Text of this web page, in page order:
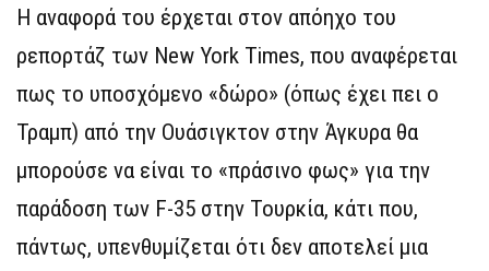
Η αναφορά του έρχεται στον απόηχο του
ρεπορτάζ των New York Times, που αναφέρεται
πως το υποσχόμενο «δώρο» (όπως έχει πει ο
Τραμπ) από την Ουάσιγκτον στην Άγκυρα θα
μπορούσε να είναι το «πράσινο φως» για την
παράδοση των F-35 στην Τουρκία, κάτι που,
πάντως, υπενθυμίζεται ότι δεν αποτελεί μια